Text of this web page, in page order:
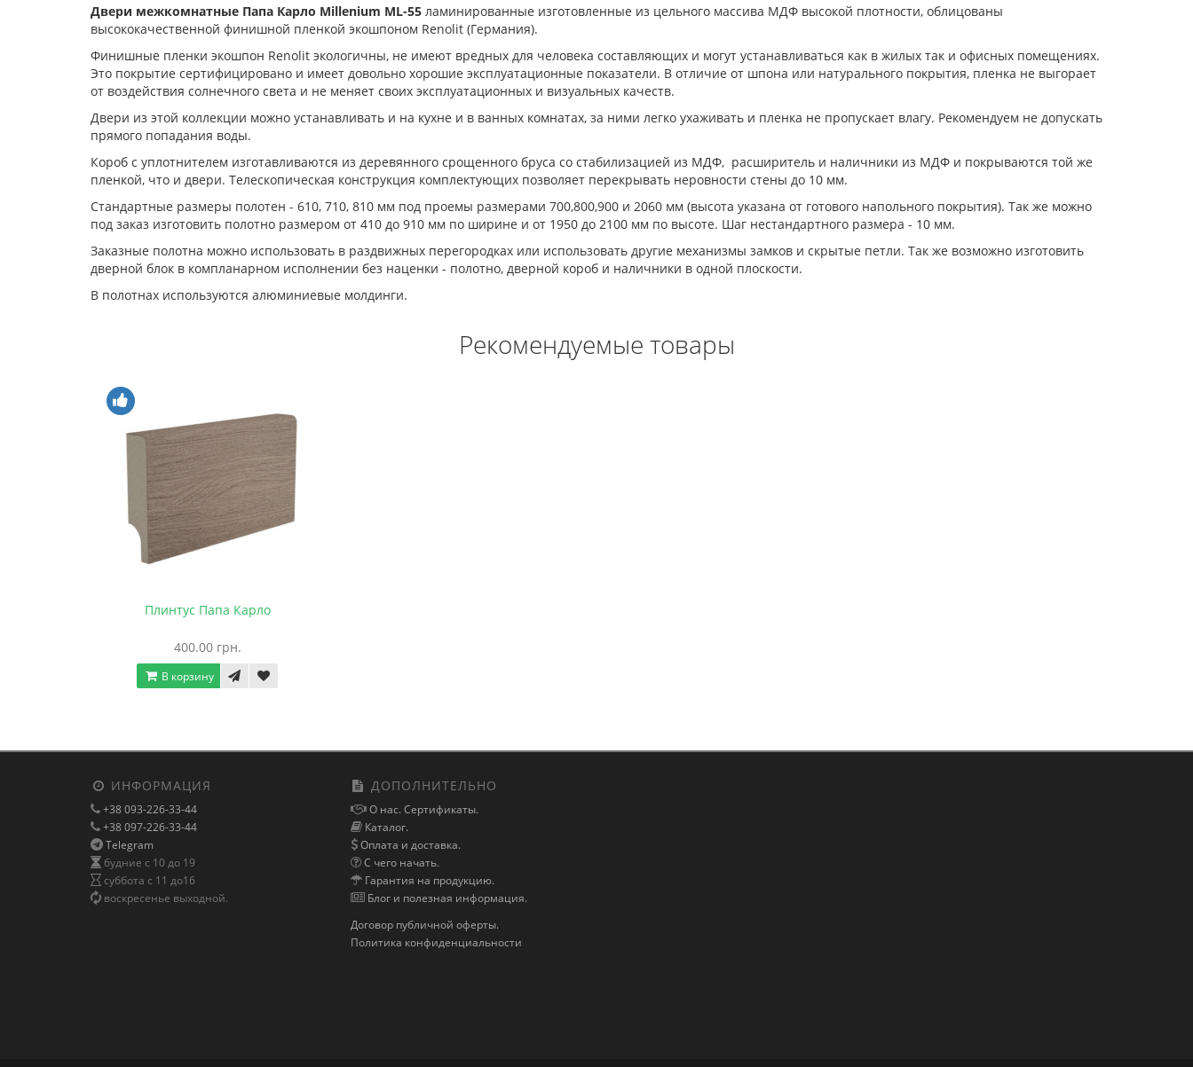
Двери межкомнатные Папа Карло Millenium ML-55 ламинированные изготовленные из цельного массива МДФ высокой плотности, облицованы
высококачественной финишной пленкой экошпоном Renolit (Германия).
Финишные пленки экошпон Renolit экологичны, не имеют вредных для человека составляющих и могут устанавливаться как в жилых так и офисных помещениях.
Это покрытие сертифицировано и имеет довольно хорошие эксплуатационные показатели. В отличие от шпона или натурального покрытия, пленка не выгорает
от воздействия солнечного света и не меняет своих эксплуатационных и визуальных качеств.
Двери из этой коллекции можно устанавливать и на кухне и в ванных комнатах, за ними легко ухаживать и пленка не пропускает влагу. Рекомендуем не допускать
прямого попадания воды.
Короб с уплотнителем изготавливаются из деревянного срощенного бруса со стабилизацией из МДФ, расширитель и наличники из МДФ и покрываются той же
пленкой, что и двери. Телескопическая конструкция комплектующих позволяет перекрывать неровности стены до 10 мм.
Стандартные размеры полотен - 610, 710, 810 мм под проемы размерами 700,800,900 и 2060 мм (высота указана от готового напольного покрытия). Так же можно
под заказ изготовить полотно размером от 410 до 910 мм по ширине и от 1950 до 2100 мм по высоте. Шаг нестандартного размера - 10 мм.
Заказные полотна можно использовать в раздвижных перегородках или использовать другие механизмы замков и скрытые петли. Так же возможно изготовить
дверной блок в компланарном исполнении без наценки - полотно, дверной короб и наличники в одной плоскости.
В полотнах используются алюминиевые молдинги.
Рекомендуемые товары
Плинтус Папа Карло
400.00 грн.
В корзину
ИНФОРМАЦИЯ
+38 093-226-33-44
+38 097-226-33-44
Telegram
будние с 10 до 19
суббота с 11 до16
воскресенье выходной.
ДОПОЛНИТЕЛЬНО
О нас. Сертификаты.
Каталог.
Оплата и доставка.
С чего начать.
Гарантия на продукцию.
Блог и полезная информация.
Договор публичной оферты.
Политика конфиденциальности